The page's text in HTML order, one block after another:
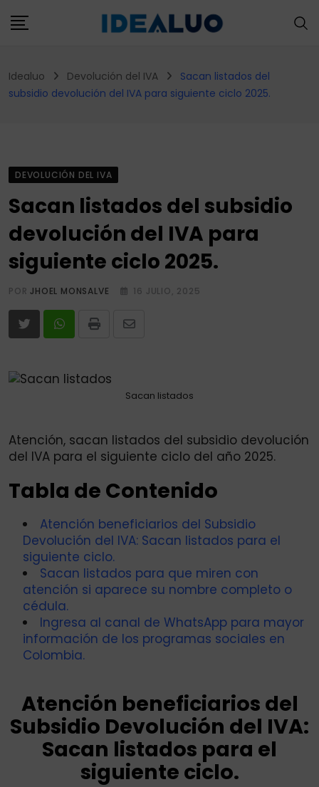
to
Idealuo Devolución del IVA
Sacan listados del
subsidio devolución del IVA para siguiente ciclo 2025.
DEVOLUCIÓN DEL IVA
Sacan listados del subsidio
devolución del IVA para
siguiente ciclo 2025.
PORJHOEL MONSALVE 16 JULIO, 2025
Print
Share
Sacan listados
Atención, sacan listados del subsidio devolución
del IVA para el siguiente ciclo del año 2025.
Tabla de Contenido
Atención beneficiarios del Subsidio
Devolución del IVA: Sacan listados para el
siguiente ciclo.
Sacan listados para que miren con
atención si aparece su nombre completo o
cédula.
Ingresa al canal de WhatsApp para mayor
información de los programas sociales en
Colombia.
Atención beneficiarios del
Subsidio Devolución del IVA:
Sacan listados para el
siguiente ciclo.